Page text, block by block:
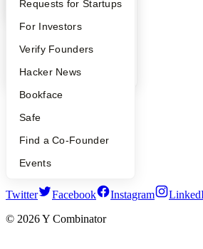
YC Interview Guide
FAQ
People
YC Blog
Launch YC
Requests for Startups
For Investors
Verify Founders
Hacker News
Bookface
Safe
Find a Co-Founder
Events
YC Deals
Contact
Press
People
Careers
Notice at Collection
Terms of Use
Twitter Facebook Instagram
© 2026Y Combinator